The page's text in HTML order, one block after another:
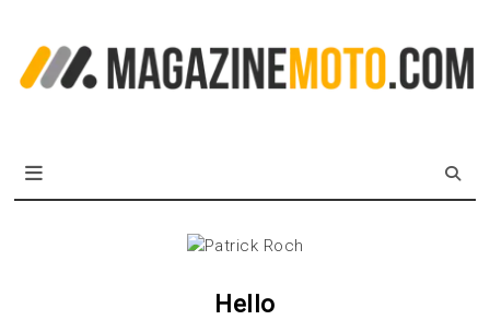
content
Hello